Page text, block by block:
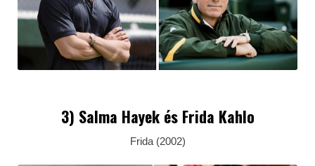
3) Salma Hayek és Frida Kahlo
Frida (2002)